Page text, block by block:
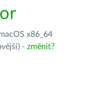
x86_64
- změnit?